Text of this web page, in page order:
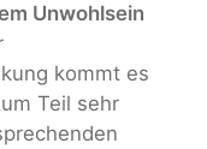
Unwohlsein
kommt es
Teil sehr